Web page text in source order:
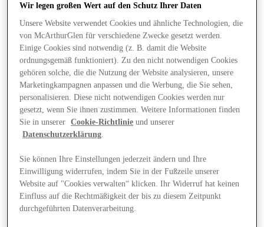
Angebote
Wir legen großen Wert auf den Schutz Ihrer Daten
Unsere Website verwendet Cookies und ähnliche Technologien, die
von McArthurGlen für verschiedene Zwecke gesetzt werden.
Einige Cookies sind notwendig (z. B. damit die Website
ordnungsgemäß funktioniert). Zu den nicht notwendigen Cookies
gehören solche, die die Nutzung der Website analysieren, unsere
Marketingkampagnen anpassen und die Werbung, die Sie sehen,
personalisieren. Diese nicht notwendigen Cookies werden nur
gesetzt, wenn Sie ihnen zustimmen. Weitere Informationen finden
Sie in unserer
Cookie-Richtlinie und unserer
Datenschutzerklärung
Sie können Ihre Einstellungen jederzeit ändern und Ihre
Einwilligung widerrufen, indem Sie in der Fußzeile unserer
Website auf "Cookies verwalten“ klicken. Ihr Widerruf hat keinen
Einfluss auf die Rechtmäßigkeit der bis zu diesem Zeitpunkt
durchgeführten Datenverarbeitung.